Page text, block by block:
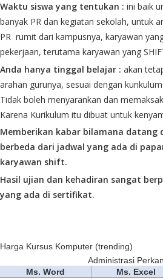
Waktu siswa yang tentukan : ini baik
banyak PR dan kegiatan sekolah, untuk
PR rumit dari kampusnya, karyawan
pekerjaan, terutama karyawan yang
Anda hanya tinggal belajar : akan
arahan gurunya, sesuai dengan
Tidak boleh menyarankan dan
Karena Kurikulum itu dibuat untuk
Memberikan kabar bilamana datang
berbeda dari jadwal yang ada di
karyawan shift.
Hasil ujian dan kehadiran sangat
yang ada di sertifikat.
Harga Kursus Komputer (trending)
Administrasi
Ms. Word
Ms. Excel